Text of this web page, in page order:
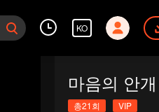
KO
마음의 안개
총21회 VIP